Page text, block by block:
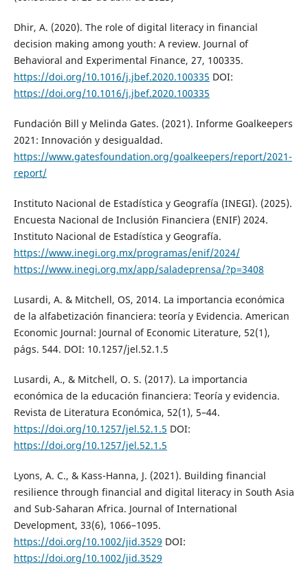
Dhir, A. (2020). The role of digital literacy in financial
decision making among youth: A review. Journal of
Behavioral and Experimental Finance, 27, 100335.
https://doi.org/10.1016/j.jbef.2020.100335 DOI:
https://doi.org/10.1016/j.jbef.2020.100335
Fundación Bill y Melinda Gates. (2021). Informe Goalkeepers
2021: Innovación y desigualdad.
https://www.gatesfoundation.org/goalkeepers/report/2021-
report/
Instituto Nacional de Estadística y Geografía (INEGI). (2025).
Encuesta Nacional de Inclusión Financiera (ENIF) 2024.
Instituto Nacional de Estadística y Geografía.
https://www.inegi.org.mx/programas/enif/2024/
https://www.inegi.org.mx/app/saladeprensa/?p=3408
Lusardi, A. & Mitchell, OS, 2014. La importancia económica
de la alfabetización financiera: teoría y Evidencia. American
Economic Journal: Journal of Economic Literature, 52(1),
págs. 544. DOI: 10.1257/jel.52.1.5
Lusardi, A., & Mitchell, O. S. (2017). La importancia
económica de la educación financiera: Teoría y evidencia.
Revista de Literatura Económica, 52(1), 5–44.
https://doi.org/10.1257/jel.52.1.5 DOI:
https://doi.org/10.1257/jel.52.1.5
Lyons, A. C., & Kass-Hanna, J. (2021). Building financial
resilience through financial and digital literacy in South Asia
and Sub-Saharan Africa. Journal of International
Development, 33(6), 1066–1095.
https://doi.org/10.1002/jid.3529 DOI:
https://doi.org/10.1002/jid.3529